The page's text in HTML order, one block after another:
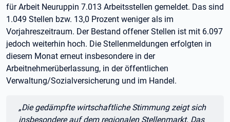
für Arbeit Neuruppin 7.013 Arbeitsstellen gemeldet. Das sind
1.049 Stellen bzw. 13,0 Prozent weniger als im
Vorjahreszeitraum. Der Bestand offener Stellen ist mit 6.097
jedoch weiterhin hoch. Die Stellenmeldungen erfolgten in
diesem Monat erneut insbesondere in der
Arbeitnehmerüberlassung, in der öffentlichen
Verwaltung/Sozialversicherung und im Handel.
Zitat:
„Die gedämpfte wirtschaftliche Stimmung zeigt sich
insbesondere auf dem regionalen Stellenmarkt. Das